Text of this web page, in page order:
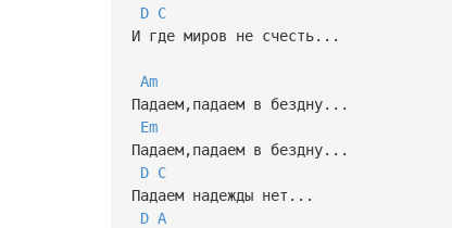
D C
И где миров не счесть...
Am
Падаем,падаем в бездну...
Em
Падаем,падаем в бездну...
D C
Падаем надежды нет...
D A